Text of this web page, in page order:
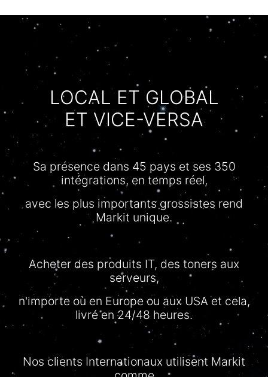
LOCAL ET GLOBAL
ET VICE-VERSA
Sa présence dans 45 pays et ses 350
intégrations, en temps réel,
avec les plus importants grossistes rend
Markit unique.
Acheter des produits IT, des toners aux
serveurs,
n'importeoù en Europe ou aux USA et cela,
livréen 24/48 heures.
Nos clients Internationaux utilisent Markit